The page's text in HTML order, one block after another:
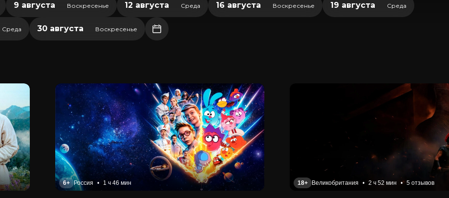
9 августа Воскресенье 12 августа Среда 16 августа Воскресенье 19 августа Среда
Среда 30 августа Воскресенье
6+ Россия • 1 ч 46 мин 18+ Великобритания • 2 ч 52 мин • 5 отзывов